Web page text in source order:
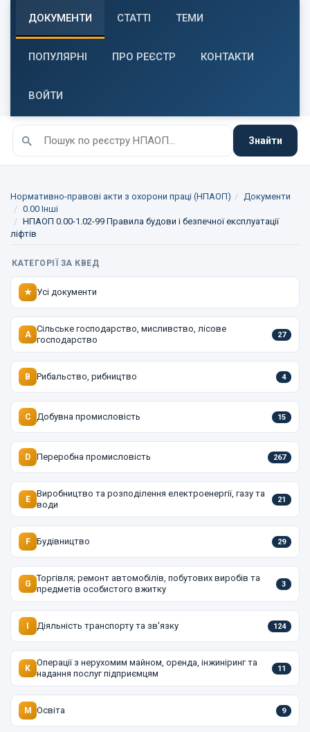
ДОКУМЕНТИ СТАТТІ ТЕМИ
ПОПУЛЯРНІ ПРО РЕЄСТР КОНТАКТИ
ВОЙТИ
Знайти
Нормативно-правові акти з охорони праці (НПАОП)
Документи
0.00 Інші
НПАОП 0.00-1.02-99 Правила будови і безпечної експлуатації
ліфтів
КАТЕГОРІЇ ЗА КВЕД
★ Усі документи
A
Сільське господарство, мисливство, лісове
господарство
27
B Рибальство, рибництво 4
C Добувна промисловість 15
D Переробна промисловість 267
E
Виробництво та розподілення електроенергії, газу та
води
21
F Будівництво 29
G
Торгівля; ремонт автомобілів, побутових виробів та
предметів особистого вжитку
3
I Діяльність транспорту та зв'язку 124
K
Операції з нерухомим майном, оренда, інжиніринг та
надання послуг підприємцям
11
M Освіта 9